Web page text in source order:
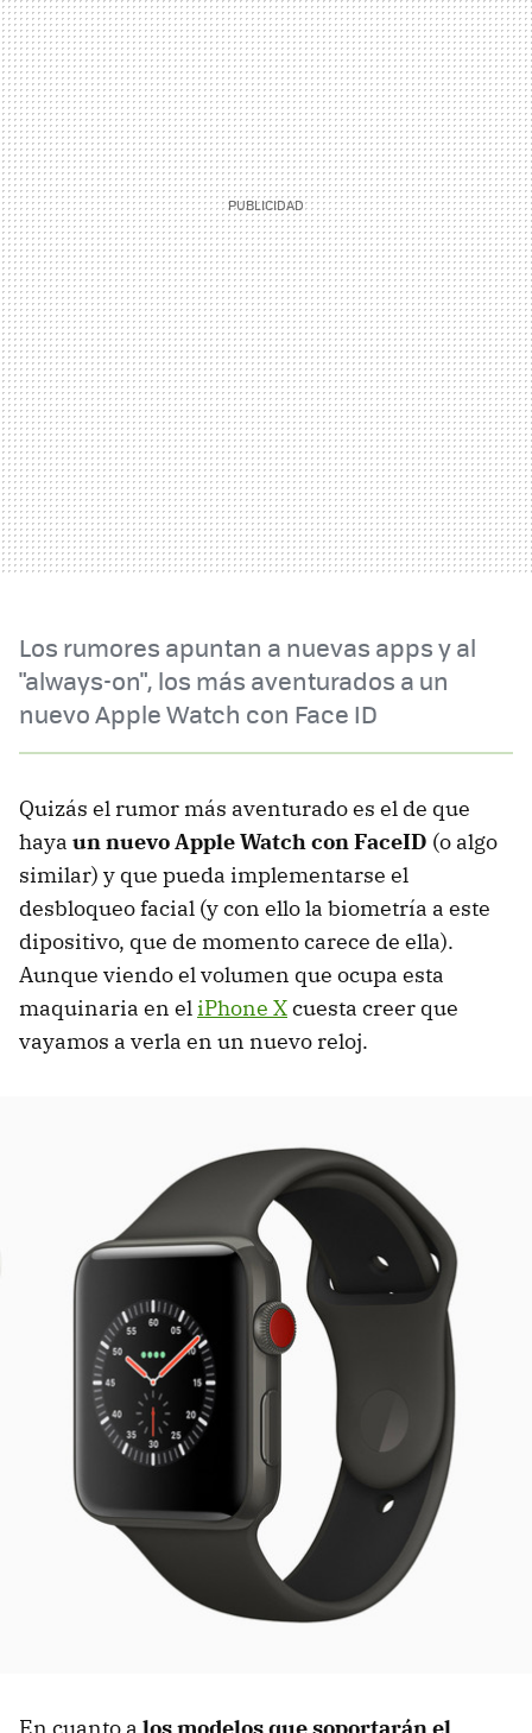
Los rumores apuntan a nuevas apps y al
"always-on", los más aventurados a un
nuevo Apple Watch con Face ID
Quizás el rumor más aventurado es el de que
haya un nuevo Apple Watch con FaceID (o algo
similar) y que pueda implementarse el
desbloqueo facial (y con ello la biometría a este
dipositivo, que de momento carece de ella).
Aunque viendo el volumen que ocupa esta
maquinaria en el iPhone Xcuesta creer que
vayamos a verla en un nuevo reloj.